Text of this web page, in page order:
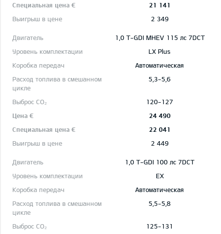
21 141
2 349
1,0 T-GDI MHEV 115 лс 7DCT
LX Plus
Автоматическая
5,3-5,6
120-127
24 490
22 041
2 449
1,0 T-GDI 100 лс 7DCT
EX
Автоматическая
5,5-5,8
125-131